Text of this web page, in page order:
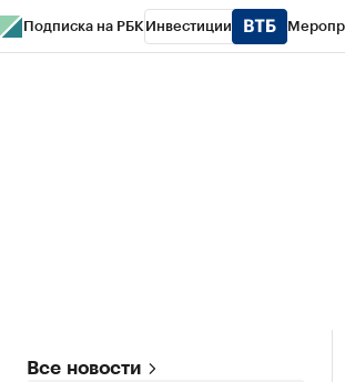
Подписка на РБК Инвестиции
Все новости